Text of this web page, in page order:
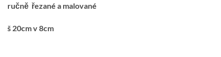
ručně řezané a malované
š 20cm v 8cm